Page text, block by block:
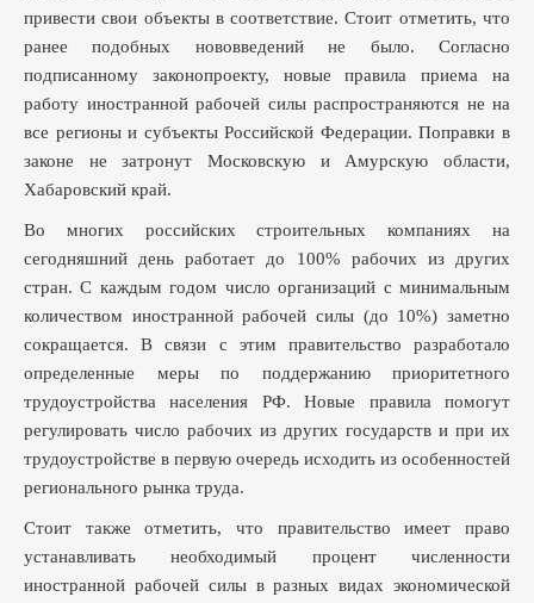
привести свои объекты в соответствие. Стоит отметить, что
ранее подобных нововведений не было. Согласно
подписанному законопроекту, новые правила приема на
работу иностранной рабочей силы распространяются не на
все регионы и субъекты Российской Федерации. Поправки в
законе не затронут Московскую и Амурскую области,
Хабаровский край.
Во многих российских строительных компаниях на
сегодняшний день работает до 100% рабочих из других
стран. С каждым годом число организаций с минимальным
количеством иностранной рабочей силы (до 10%) заметно
сокращается. В связи с этим правительство разработало
определенные меры по поддержанию приоритетного
трудоустройства населения РФ. Новые правила помогут
регулировать число рабочих из других государств и при их
трудоустройстве в первую очередь исходить из особенностей
регионального рынка труда.
Стоит также отметить, что правительство имеет право
устанавливать необходимый процент численности
иностранной рабочей силы в разных видах экономической